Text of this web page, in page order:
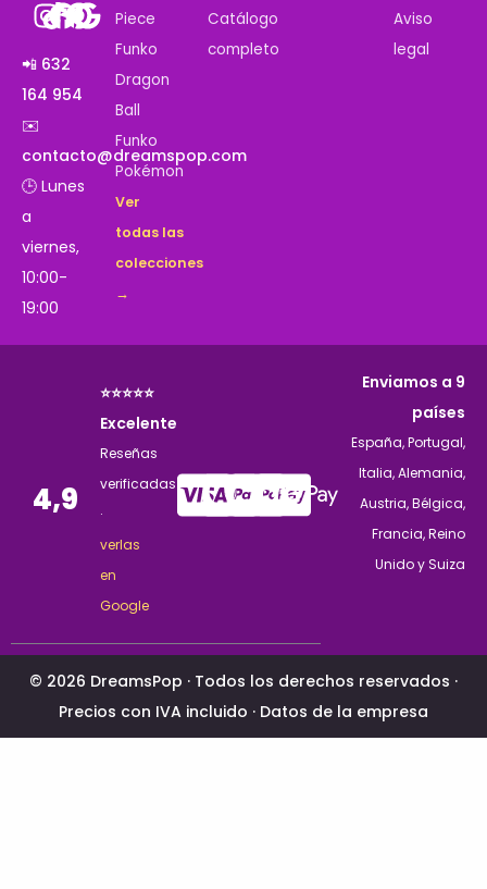
📲 632
164 954
✉️
contacto@dreamspop.com
🕒 Lunes
a
viernes,
10:00-
19:00
Piece
Funko
Dragon
Ball
Funko
Pokémon
Ver
todas las
colecciones
→
Catálogo
completo
Aviso
legal
4,9
⭐⭐⭐⭐⭐
Excelente
Reseñas
verificadas
·
verlas
en
Google
Enviamos a 9
países
España, Portugal,
Italia, Alemania,
Austria, Bélgica,
Francia, Reino
Unido y Suiza
© 2026 DreamsPop · Todos los derechos reservados ·
Precios con IVA incluido · Datos de la empresa